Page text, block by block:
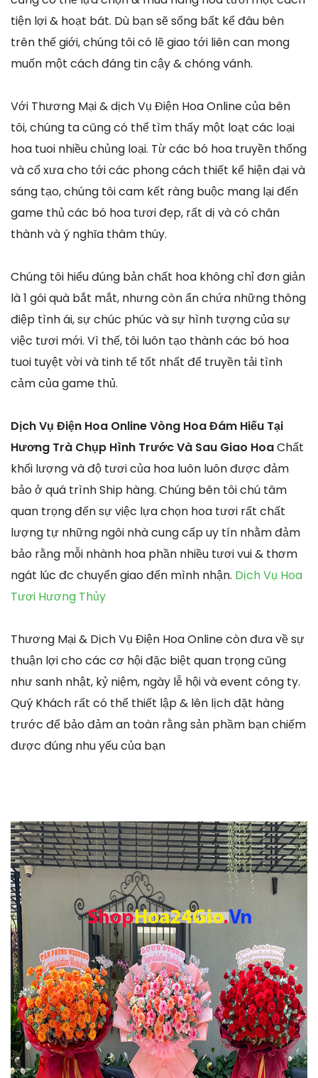
tiện lợi & hoạt bát. Dù bạn sẽ sống bất kể đâu bên
trên thế giới, chúng tôi có lẽ giao tới liên can mong
muốn một cách đáng tin cậy & chóng vánh.
Với Thương Mại & dịch Vụ Điện Hoa Online của bên
tôi, chúng ta cũng có thể tìm thấy một loạt các loại
hoa tuoi nhiều chủng loại. Từ các bó hoa truyền thống
và cổ xưa cho tới các phong cách thiết kế hiện đại và
sáng tạo, chúng tôi cam kết ràng buộc mang lại đến
game thủ các bó hoa tươi đẹp, rất dị và có chân
thành và ý nghĩa thâm thúy.
Chúng tôi hiểu đúng bản chất hoa không chỉ đơn giản
là 1 gói quà bắt mắt, nhưng còn ẩn chứa những thông
điệp tình ái, sự chúc phúc và sự hình tượng của sự
việc tươi mới. Vì thế, tôi luôn tạo thành các bó hoa
tuoi tuyệt vời và tinh tế tốt nhất để truyền tải tình
cảm của game thủ.
Dịch Vụ Điện Hoa Online Vòng Hoa Đám Hiếu Tại
Hương Trà Chụp Hình Trước Và Sau Giao HoaChất
khối lượng và độ tươi của hoa luôn luôn được đảm
bảo ở quá trình Ship hàng. Chúng bên tôi chú tâm
quan trọng đến sự việc lựa chọn hoa tươi rất chất
lượng tự những ngôi nhà cung cấp uy tín nhằm đảm
bảo rằng mỗi nhành hoa phần nhiều tươi vui & thơm
ngát lúc đc chuyển giao đến mình nhận. Dịch Vụ Hoa
Tươi Hương Thủy
Thương Mại & Dịch Vụ Điện Hoa Online còn đưa về sự
thuận lợi cho các cơ hội đặc biệt quan trọng cũng
như sanh nhật, kỷ niệm, ngày lễ hội và event công ty.
Quý Khách rất có thể thiết lập & lên lịch đặt hàng
trước để bảo đảm an toàn rằng sản phầm bạn chiếm
được đúng nhu yếu của bạn